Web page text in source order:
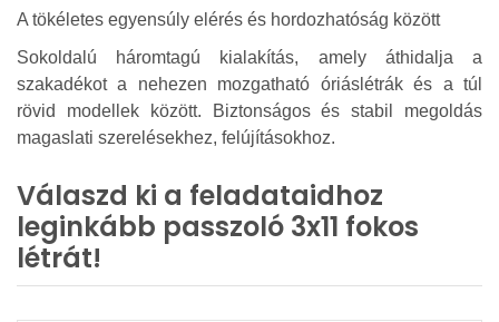
A tökéletes egyensúly elérés és hordozhatóság között
Sokoldalú háromtagú kialakítás, amely áthidalja a
szakadékot a nehezen mozgatható óriáslétrák és a túl
rövid modellek között. Biztonságos és stabil megoldás
magaslati szerelésekhez, felújításokhoz.
Válaszd ki a feladataidhoz
leginkább passzoló 3x11 fokos
létrát!